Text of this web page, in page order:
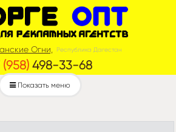
Огни, Республика Дагестан
(958)498-33-68
Показать меню